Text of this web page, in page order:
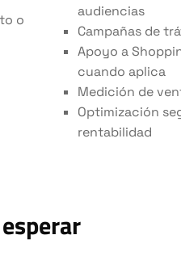
o
audiencias
Campañas de
Apoyo a
cuando aplica
Medición de
Optimización
rentabilidad